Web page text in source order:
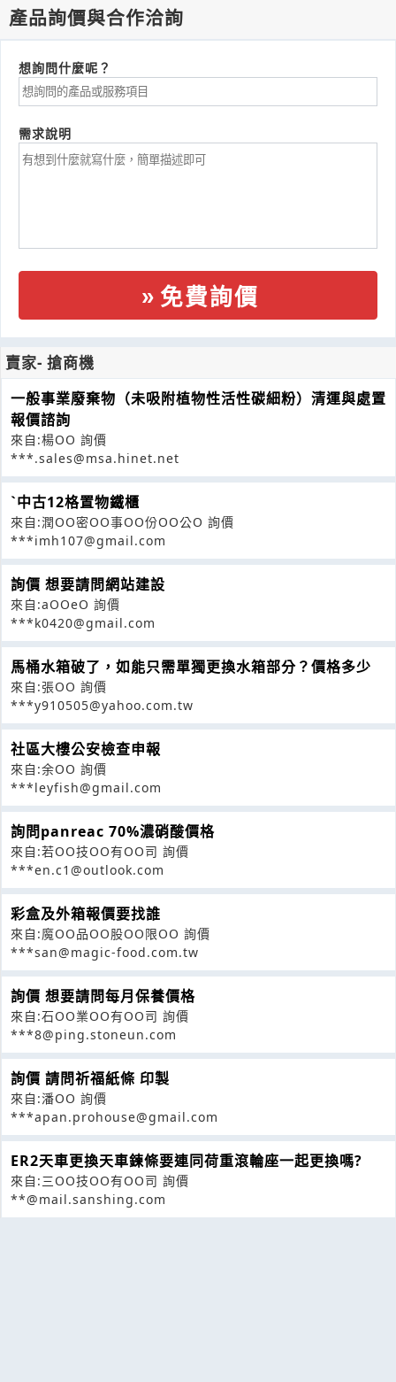
產品詢價與合作洽詢
想詢問什麼呢？
需求說明
免費詢價
賣家- 搶商機
一般事業廢棄物（未吸附植物性活性碳細粉）清運與處置
報價諮詢
來自:楊OO 詢價
***.sales@msa.hinet.net
ˋ中古12格置物鐵櫃
來自:潤OO密OO事OO份OO公O 詢價
***imh107@gmail.com
詢價 想要請問網站建設
來自:aOOeO 詢價
***k0420@gmail.com
馬桶水箱破了，如能只需單獨更換水箱部分？價格多少
來自:張OO 詢價
***y910505@yahoo.com.tw
社區大樓公安檢查申報
來自:余OO 詢價
***leyfish@gmail.com
詢問panreac 70%濃硝酸價格
來自:若OO技OO有OO司 詢價
***en.c1@outlook.com
彩盒及外箱報價要找誰
來自:魔OO品OO股OO限OO 詢價
***san@magic-food.com.tw
詢價 想要請問每月保養價格
來自:石OO業OO有OO司 詢價
***8@ping.stoneun.com
詢價 請問祈福紙條 印製
來自:潘OO 詢價
***apan.prohouse@gmail.com
ER2天車更換天車鍊條要連同荷重滾輪座一起更換嗎?
來自:三OO技OO有OO司 詢價
**@mail.sanshing.com